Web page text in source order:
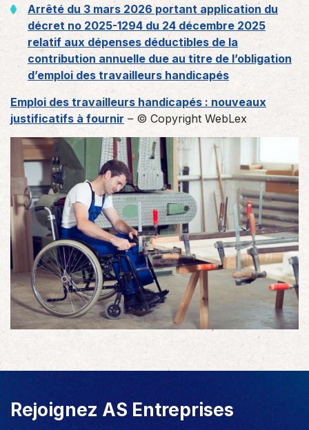
Arrêté du 3 mars 2026 portant application du
décret no 2025-1294 du 24 décembre 2025
relatif aux dépenses déductibles de la
contribution annuelle due au titre de l’obligation
d’emploi des travailleurs handicapés
Emploi des travailleurs handicapés : nouveaux
justificatifs à fournir – © Copyright WebLex
Rejoignez AS Entreprises